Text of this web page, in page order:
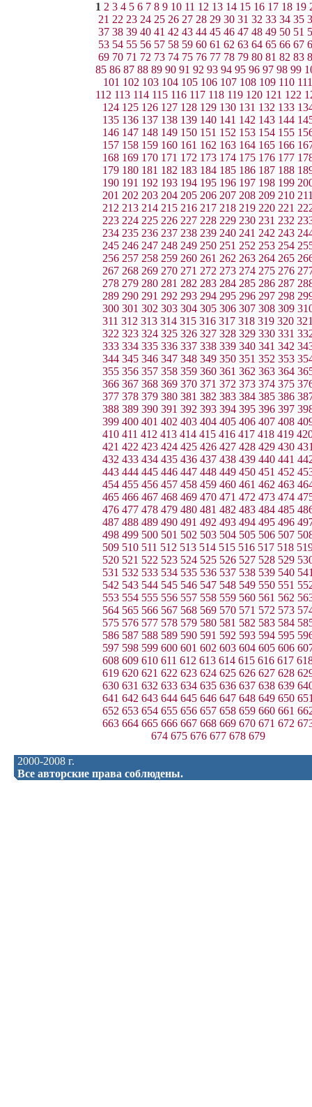
1 2 3 4 5 6 7 8 9 10 11 12 13 14 15 16 17 18 19
21 22 23 24 25 26 27 28 29 30 31 32 33 34 35
37 38 39 40 41 42 43 44 45 46 47 48 49 50 51
53 54 55 56 57 58 59 60 61 62 63 64 65 66 67
69 70 71 72 73 74 75 76 77 78 79 80 81 82 83
85 86 87 88 89 90 91 92 93 94 95 96 97 98 99
101 102 103 104 105 106 107 108 109 110 111
112 113 114 115 116 117 118 119 120 121 122
124 125 126 127 128 129 130 131 132 133
135 136 137 138 139 140 141 142 143 144
146 147 148 149 150 151 152 153 154 155
157 158 159 160 161 162 163 164 165 166
168 169 170 171 172 173 174 175 176 177
179 180 181 182 183 184 185 186 187 188
190 191 192 193 194 195 196 197 198 199
201 202 203 204 205 206 207 208 209 210
212 213 214 215 216 217 218 219 220 221
223 224 225 226 227 228 229 230 231 232
234 235 236 237 238 239 240 241 242 243
245 246 247 248 249 250 251 252 253 254
256 257 258 259 260 261 262 263 264 265
267 268 269 270 271 272 273 274 275 276
278 279 280 281 282 283 284 285 286 287
289 290 291 292 293 294 295 296 297 298
300 301 302 303 304 305 306 307 308 309
311 312 313 314 315 316 317 318 319 320
322 323 324 325 326 327 328 329 330 331
333 334 335 336 337 338 339 340 341 342
344 345 346 347 348 349 350 351 352 353
355 356 357 358 359 360 361 362 363 364
366 367 368 369 370 371 372 373 374 375
377 378 379 380 381 382 383 384 385 386
388 389 390 391 392 393 394 395 396 397
399 400 401 402 403 404 405 406 407 408
410 411 412 413 414 415 416 417 418 419
421 422 423 424 425 426 427 428 429 430
432 433 434 435 436 437 438 439 440 441
443 444 445 446 447 448 449 450 451 452
454 455 456 457 458 459 460 461 462 463
465 466 467 468 469 470 471 472 473 474
476 477 478 479 480 481 482 483 484 485
487 488 489 490 491 492 493 494 495 496
498 499 500 501 502 503 504 505 506 507
509 510 511 512 513 514 515 516 517 518
520 521 522 523 524 525 526 527 528 529
531 532 533 534 535 536 537 538 539 540
542 543 544 545 546 547 548 549 550 551
553 554 555 556 557 558 559 560 561 562
564 565 566 567 568 569 570 571 572 573
575 576 577 578 579 580 581 582 583 584
586 587 588 589 590 591 592 593 594 595
597 598 599 600 601 602 603 604 605 606
608 609 610 611 612 613 614 615 616 617
619 620 621 622 623 624 625 626 627 628
630 631 632 633 634 635 636 637 638 639
641 642 643 644 645 646 647 648 649 650
652 653 654 655 656 657 658 659 660 661
663 664 665 666 667 668 669 670 671 672
674 675 676 677 678 679
2000-2008 г.
Все авторские права соблюдены.